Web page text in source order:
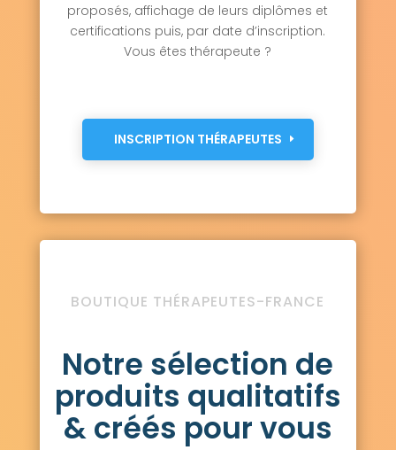
proposés, affichage de leurs diplômes et
certifications puis, par date d’inscription.
Vous êtes thérapeute ?
INSCRIPTION THÉRAPEUTES
BOUTIQUE THÉRAPEUTES-FRANCE
Notre sélection de
produits qualitatifs
& créés pour vous